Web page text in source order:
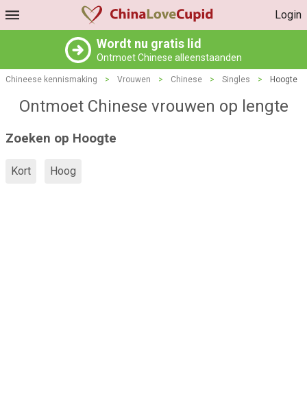
Login
Wordt nu gratis lid
Ontmoet Chinese alleenstaanden
Chineese kennismaking > Vrouwen > Chinese > Singles > Hoogte
Ontmoet Chinese vrouwen op lengte
Zoeken op Hoogte
Kort Hoog